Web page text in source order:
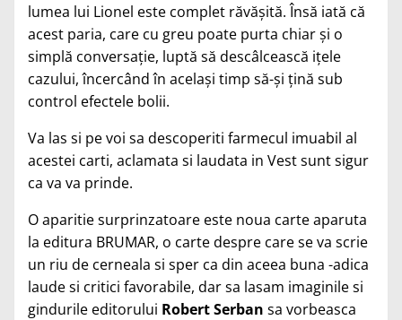
lumea lui Lionel este complet răvăşită. Însă iată că
acest paria, care cu greu poate purta chiar şi o
simplă conversaţie, luptă să descâlcească iţele
cazului, încercând în acelaşi timp să-şi ţină sub
control efectele bolii.
Va las si pe voi sa descoperiti farmecul imuabil al
acestei carti, aclamata si laudata in Vest sunt sigur
ca va va prinde.
O aparitie surprinzatoare este noua carte aparuta
la editura BRUMAR, o carte despre care se va scrie
un riu de cerneala si sper ca din aceea buna -adica
laude si critici favorabile, dar sa lasam imaginile si
gindurile editorului Robert Serban sa vorbeasca